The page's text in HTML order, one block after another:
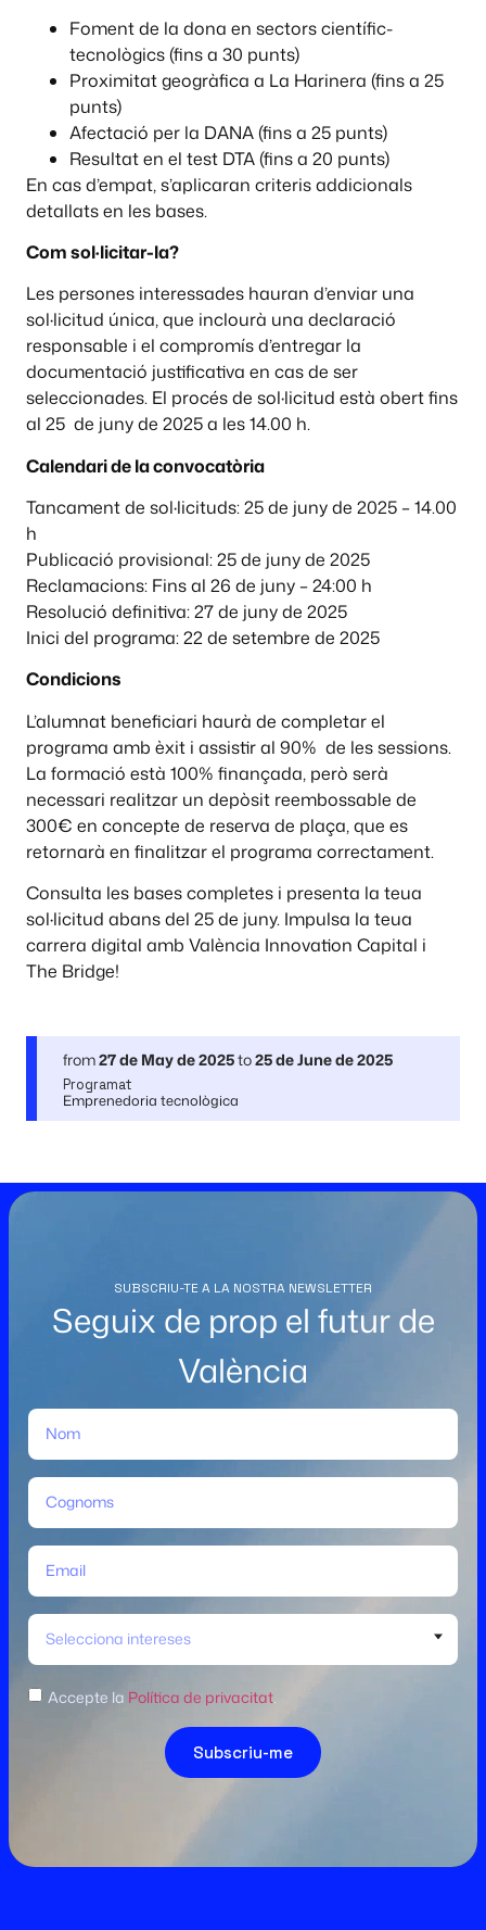
Foment de la dona en sectors científic-
tecnològics (fins a 30 punts)
Proximitat geogràfica a La Harinera (fins a 25
punts)
Afectació per la DANA (fins a 25 punts)
Resultat en el test DTA (fins a 20 punts)
En cas d’empat, s’aplicaran criteris addicionals
detallats en les bases.
Com sol·licitar-la?
Les persones interessades hauran d’enviar una
sol·licitud única, que inclourà una declaració
responsable i el compromís d’entregar la
documentació justificativa en cas de ser
seleccionades. El procés de sol·licitud està obert fins
al 25 de juny de 2025 a les 14.00 h.
Calendari de la convocatòria
Tancament de sol·licituds: 25 de juny de 2025 – 14.00
h
Publicació provisional: 25 de juny de 2025
Reclamacions: Fins al 26 de juny – 24:00 h
Resolució definitiva: 27 de juny de 2025
Inici del programa: 22 de setembre de 2025
Condicions
L’alumnat beneficiari haurà de completar el
programa amb èxit i assistir al 90% de les sessions.
La formació està 100% finançada, però serà
necessari realitzar un depòsit reembossable de
300€ en concepte de reserva de plaça, que es
retornarà en finalitzar el programa correctament.
Consulta les bases completes i presenta la teua
sol·licitud abans del 25 de juny. Impulsa la teua
carrera digital amb València Innovation Capital i
The Bridge!
from27 de May de 2025to25 de June de 2025
Programat
Emprenedoria tecnològica
SUBSCRIU-TE A LA NOSTRA NEWSLETTER
Seguix de prop el futur de
València
Selecciona intereses
Accepte la Política de privacitat
Subscriu-me